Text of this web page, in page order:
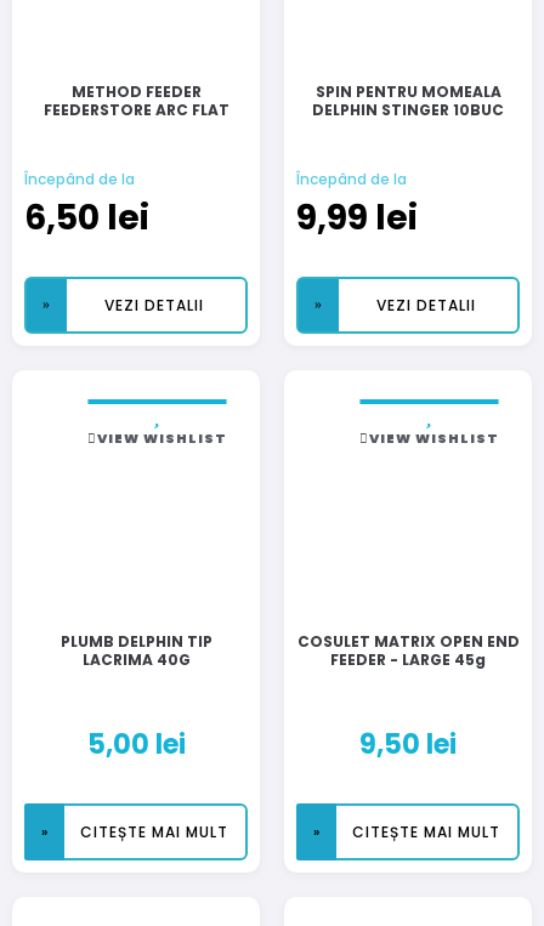
METHOD FEEDER
FEEDERSTORE ARC FLAT
Începând de la
6,50 lei
VEZI DETALII
SPIN PENTRU MOMEALA
DELPHIN STINGER 10BUC
Începând de la
9,99 lei
VEZI DETALII
VIEW WISHLIST
PLUMB DELPHIN TIP
LACRIMA 40G
5,00 lei
CITEȘTE MAI MULT
VIEW WISHLIST
COSULET MATRIX OPEN END
FEEDER - LARGE 45g
9,50 lei
CITEȘTE MAI MULT